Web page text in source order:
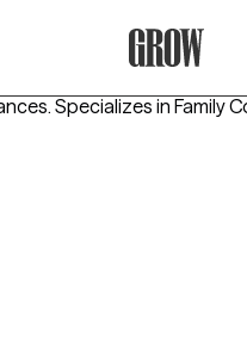
Specializes in Family